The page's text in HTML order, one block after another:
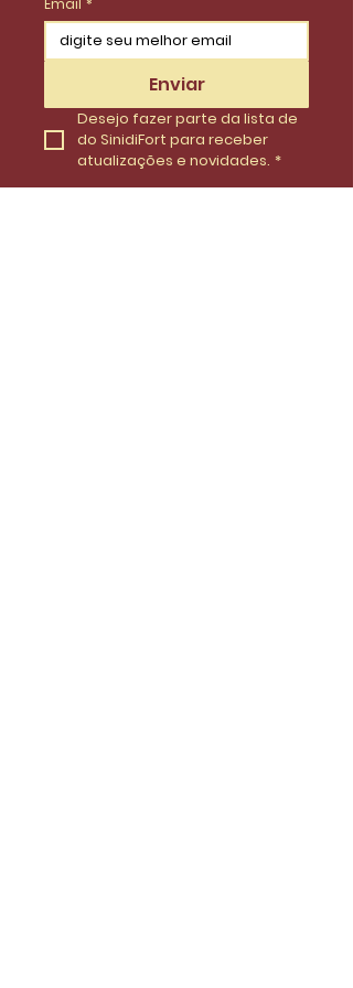
Email *
Enviar
Desejo fazer parte da lista de
do SinidiFort para receber
atualizações e novidades. *